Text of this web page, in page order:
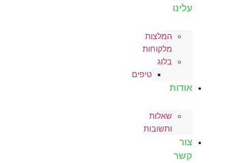
עלינו
המלצות
מלקוחות
בלוג
טיפים
אודות
שאלות
ותשובות
צור
קשר